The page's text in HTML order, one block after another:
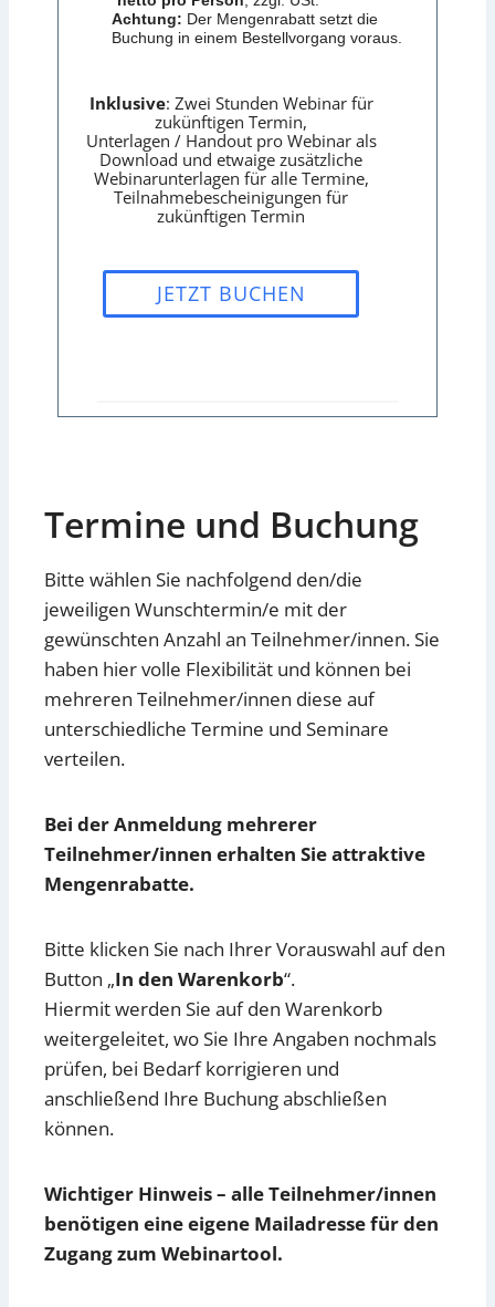
Achtung: Der Mengenrabatt setzt die
Buchung in einem Bestellvorgang voraus.
Inklusive: Zwei Stunden Webinar für
zukünftigen Termin,
Unterlagen / Handout pro Webinar als
Download und etwaige zusätzliche
Webinarunterlagen für alle Termine,
Teilnahmebescheinigungen für
zukünftigen Termin
JETZT BUCHEN
Termine und Buchung
Bitte wählen Sie nachfolgend den/die
jeweiligen Wunschtermin/e mit der
gewünschten Anzahl an Teilnehmer/innen. Sie
haben hier volle Flexibilität und können bei
mehreren Teilnehmer/innen diese auf
unterschiedliche Termine und Seminare
verteilen.
Bei der Anmeldung mehrerer
Teilnehmer/innen erhalten Sie attraktive
Mengenrabatte.
Bitte klicken Sie nach Ihrer Vorauswahl auf den
Button „In den Warenkorb“.
Hiermit werden Sie auf den Warenkorb
weitergeleitet, wo Sie Ihre Angaben nochmals
prüfen, bei Bedarf korrigieren und
anschließend Ihre Buchung abschließen
können.
Wichtiger Hinweis – alle Teilnehmer/innen
benötigen eine eigene Mailadresse für den
Zugang zum Webinartool.